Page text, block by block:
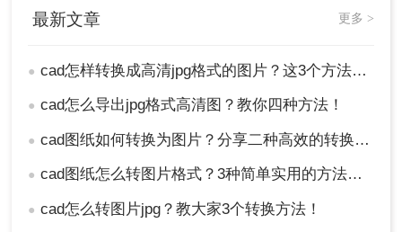
最新文章 更多 >
● cad怎样转换成高清jpg格式的图片？这3个方法了解一下
● cad怎么导出jpg格式高清图？教你四种方法！
● cad图纸如何转换为图片？分享二种高效的转换方法！
● cad图纸怎么转图片格式？3种简单实用的方法分享！
● cad怎么转图片jpg？教大家3个转换方法！